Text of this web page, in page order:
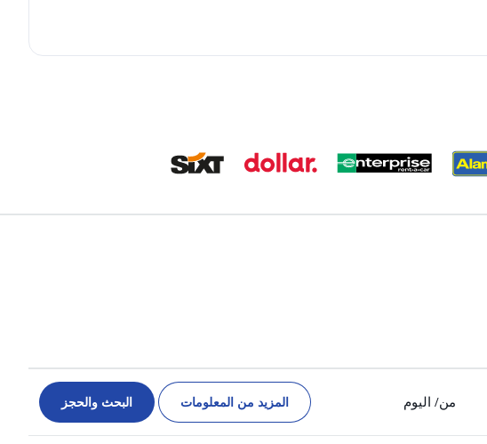
من/ اليوم المزيد من المعلومات البحث والحجز